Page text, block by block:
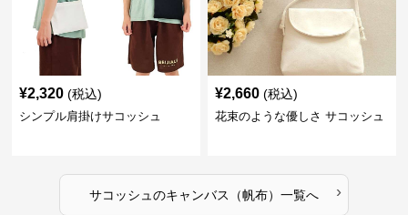
¥2,320 (税込)
シンプル肩掛けサコッシュ
¥2,660 (税込)
花束のような優しさ サコッシュ
サコッシュ のキャンバス（帆布） 一覧へ ›